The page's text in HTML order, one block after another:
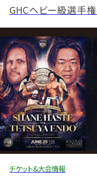
ア
公
式
サ
イ
ト
GHCヘビー級選手権
ド」発売のお知らせ
チケット&大会情報